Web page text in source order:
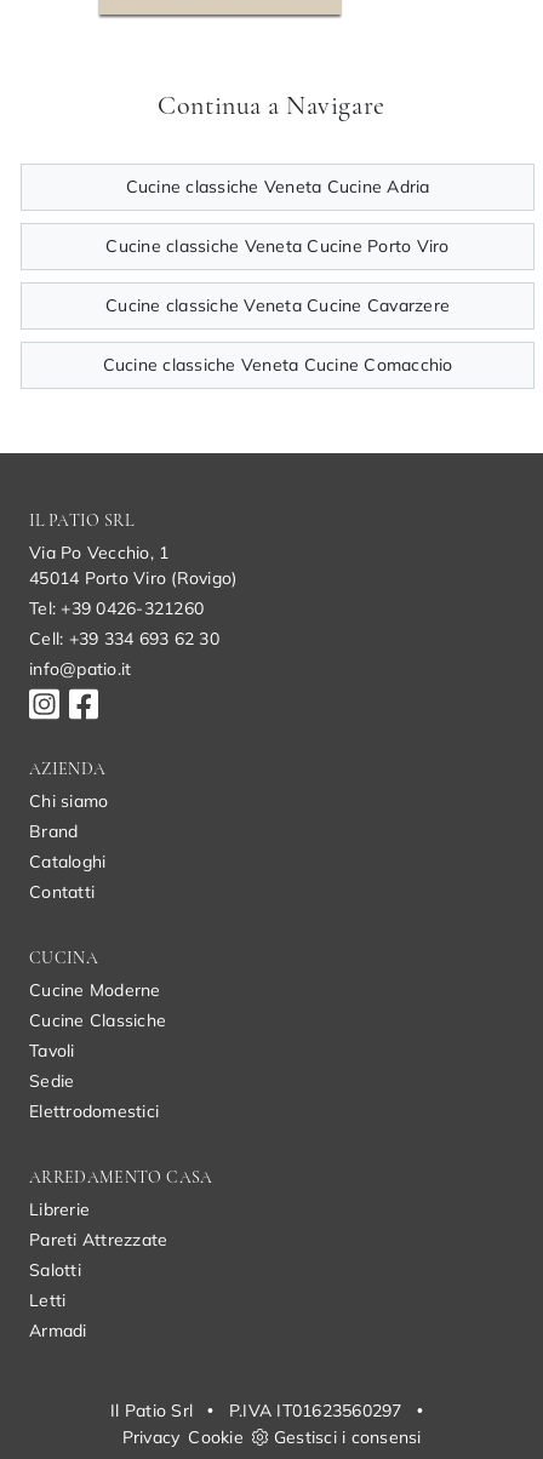
Continua a Navigare
Cucine classiche Veneta Cucine Adria
Cucine classiche Veneta Cucine Porto Viro
Cucine classiche Veneta Cucine Cavarzere
Cucine classiche Veneta Cucine Comacchio
IL PATIO SRL
Via Po Vecchio, 1
45014 Porto Viro (Rovigo)
Tel: +39 0426-321260
Cell: +39 334 693 62 30
info@patio.it
AZIENDA
Chi siamo
Brand
Cataloghi
Contatti
CUCINA
Cucine Moderne
Cucine Classiche
Tavoli
Sedie
Elettrodomestici
ARREDAMENTO CASA
Librerie
Pareti Attrezzate
Salotti
Letti
Armadi
Il Patio Srl • P.IVA IT01623560297
•
Privacy Cookie Gestisci i consensi